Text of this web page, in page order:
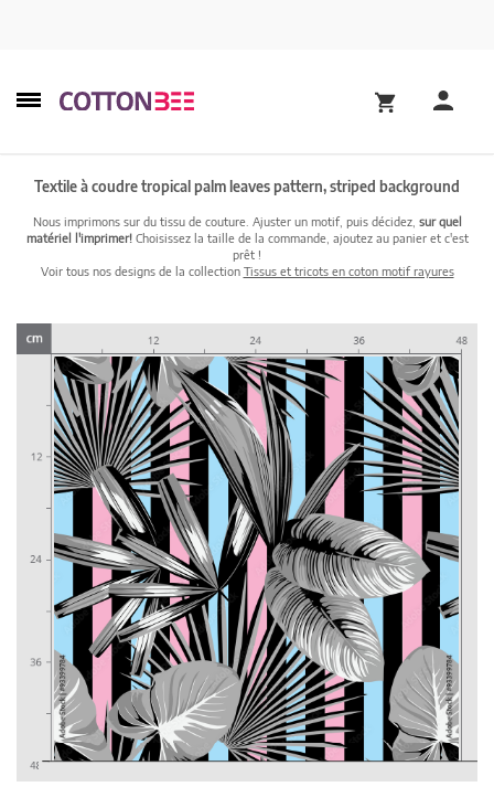
Textile à coudre tropical palm leaves pattern, striped background
Nous imprimons sur du tissu de couture. Ajuster un motif, puis décidez, sur quel
matériel l'imprimer!Choisissez la taille de la commande, ajoutez au panier et c'est
prêt !
Voir tous nos designs de la collection Tissus et tricots en coton motif rayures